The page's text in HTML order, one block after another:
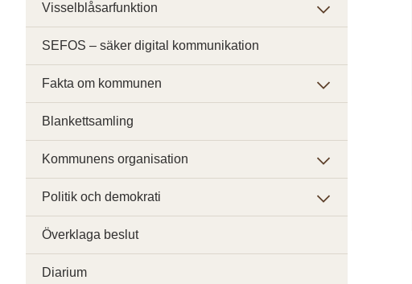
Visselblåsarfunktion
SEFOS – säker digital kommunikation
Fakta om kommunen
Blankettsamling
Kommunens organisation
Politik och demokrati
Överklaga beslut
Diarium